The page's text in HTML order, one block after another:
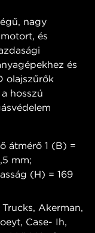
nagy
és
és
olajszűrők
hosszú
átmérő 1 (B) =
mm;
(H) = 169
Akerman,
Case- Ih,